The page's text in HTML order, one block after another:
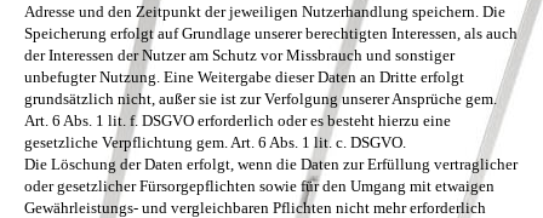
Adresse und den Zeitpunkt der jeweiligen Nutzerhandlung speichern. Die
Speicherung erfolgt auf Grundlage unserer berechtigten Interessen, als auch
der Interessen der Nutzer am Schutz vor Missbrauch und sonstiger
unbefugter Nutzung. Eine Weitergabe dieser Daten an Dritte erfolgt
grundsätzlich nicht, außer sie ist zur Verfolgung unserer Ansprüche gem.
Art. 6 Abs. 1 lit. f. DSGVO erforderlich oder es besteht hierzu eine
gesetzliche Verpflichtung gem. Art. 6 Abs. 1 lit. c. DSGVO.
Die Löschung der Daten erfolgt, wenn die Daten zur Erfüllung vertraglicher
oder gesetzlicher Fürsorgepflichten sowie für den Umgang mit etwaigen
Gewährleistungs- und vergleichbaren Pflichten nicht mehr erforderlich